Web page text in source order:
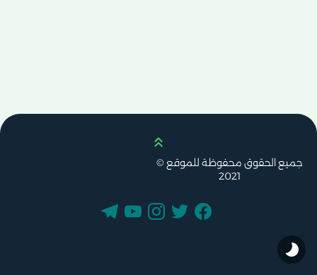
Scroll up
جميع الحقوق محفوظة للموقع ©
2021